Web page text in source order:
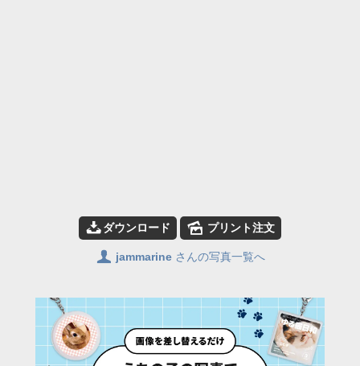
📥ダウンロード 🌄 プリント注文
👤 jammarineさんの写真一覧へ